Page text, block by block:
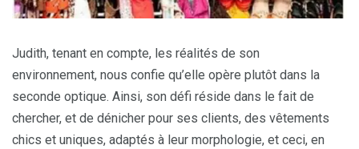
Judith, tenant en compte, les réalités de son
environnement, nous confie qu’elle opère plutôt dans la
seconde optique. Ainsi, son défi réside dans le fait de
chercher, et de dénicher pour ses clients, des vêtements
chics et uniques, adaptés à leur morphologie, et ceci, en